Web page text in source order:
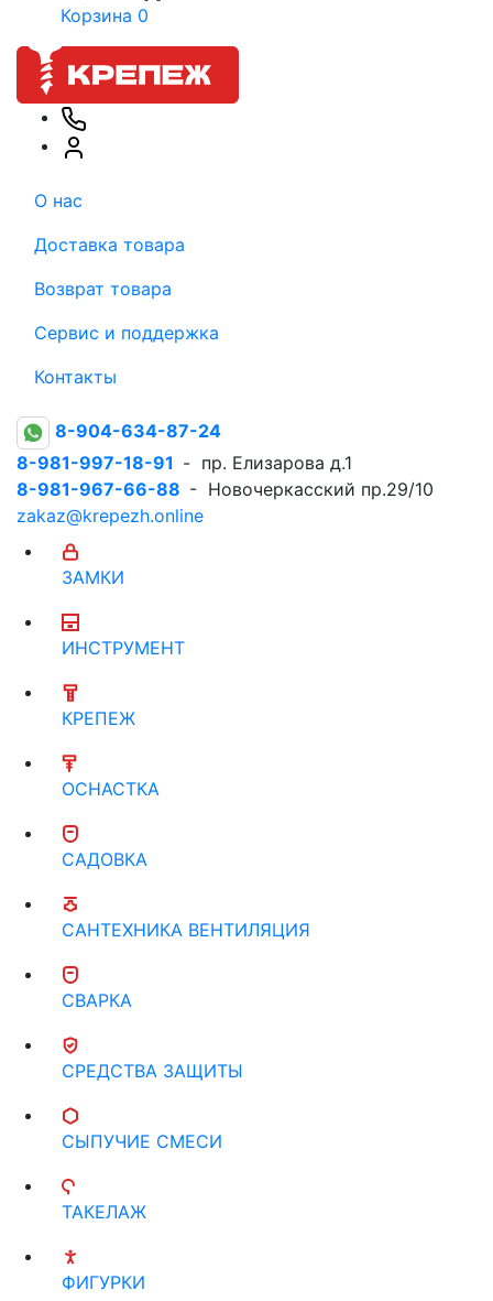
Корзина 0
О нас
Доставка товара
Возврат товара
Сервис и поддержка
Контакты
8-904-634-87-24
8-981-997-18-91 - пр. Елизарова д.1
8-981-967-66-88 - Новочеркасский пр.29/10
zakaz@krepezh.online
ЗАМКИ
ИНСТРУМЕНТ
КРЕПЕЖ
ОСНАСТКА
САДОВКА
САНТЕХНИКА ВЕНТИЛЯЦИЯ
СВАРКА
СРЕДСТВА ЗАЩИТЫ
СЫПУЧИЕ СМЕСИ
ТАКЕЛАЖ
ФИГУРКИ